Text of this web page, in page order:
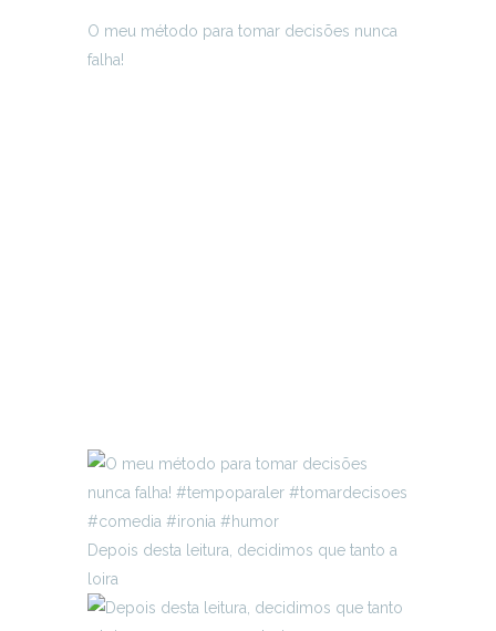
O meu método para tomar decisões nunca
falha!
Depois desta leitura, decidimos que tanto a
loira